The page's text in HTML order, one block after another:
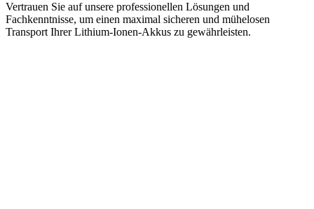
Vertrauen Sie auf unsere professionellen Lösungen und
Fachkenntnisse, um einen maximal sicheren und mühelosen
Transport Ihrer Lithium-Ionen-Akkus zu gewährleisten.